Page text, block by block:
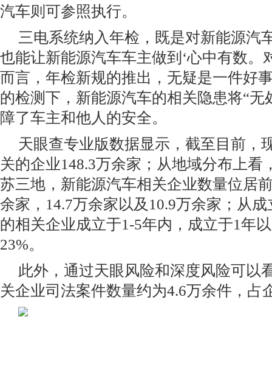
汽车则可参照执行。
三电系统纳入年检，既是对新能源汽
也能让新能源汽车车主做到‘心中有数。
而言，年检新规的推出，无疑是一件好
的检测下，新能源汽车的相关隐患将“无
障了车主和他人的安全。
天眼查专业版数据显示，截至目前，
关的企业148.3万余家；从地域分布上看
苏三地，新能源汽车相关企业数量位居
余家，14.7万余家以及10.9万余家；从
的相关企业成立于1-5年内，成立于1年
23%。
此外，通过天眼风险和深度风险可以
关企业司法案件数量约为4.6万余件，占